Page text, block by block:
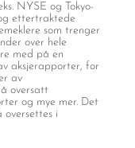
NYSE og Tokyo-
ettertraktede
som trenger
over hele
med på en
aksjerapporter, for
av
oversatt
og mye mer. Det
oversettes i